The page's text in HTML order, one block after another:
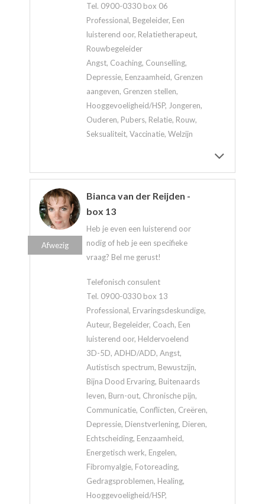
Tel. 0900-0330 box 06
Professional, Begeleider, Een
luisterend oor, Relatietherapeut,
Rouwbegeleider
Angst, Coaching, Counselling,
Depressie, Eenzaamheid, Grenzen
aangeven, Grenzen stellen,
Hooggevoeligheid/HSP, Jongeren,
Ouderen, Pubers, Relatie, Rouw,
Seksualiteit, Vaccinatie, Welzijn
Bianca van der Reijden -
box 13
Heb je even een luisterend oor
nodig of heb je een specifieke
vraag? Bel me gerust!
Telefonisch consulent
Tel. 0900-0330 box 13
Professional, Ervaringsdeskundige,
Auteur, Begeleider, Coach, Een
luisterend oor, Heldervoelend
3D-5D, ADHD/ADD, Angst,
Autistisch spectrum, Bewustzijn,
Bijna Dood Ervaring, Buitenaards
leven, Burn-out, Chronische pijn,
Communicatie, Conflicten, Creëren,
Depressie, Dienstverlening, Dieren,
Echtscheiding, Eenzaamheid,
Energetisch werk, Engelen,
Fibromyalgie, Fotoreading,
Gedragsproblemen, Healing,
Hooggevoeligheid/HSP,
Afwezig